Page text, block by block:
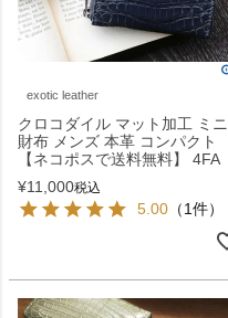
exotic leather
クロコダイル マット加工 ミニ
財布 メンズ 本革 コンパクト
【ネコポスで送料無料】 4FA
¥11,000税込
5.00 （1件）